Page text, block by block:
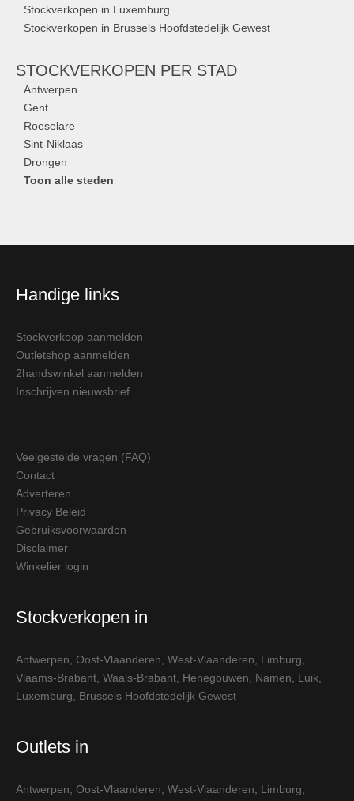
Stockverkopen in Luxemburg
Stockverkopen in Brussels Hoofdstedelijk Gewest
STOCKVERKOPEN PER STAD
Antwerpen
Gent
Roeselare
Sint-Niklaas
Drongen
Toon alle steden
Handige links
Stockverkoop aanmelden
Outletshop aanmelden
2handswinkel aanmelden
Inschrijven nieuwsbrief
Veelgestelde vragen (FAQ)
Contact
Adverteren
Privacy Beleid
Gebruiksvoorwaarden
Disclaimer
Winkelier login
Stockverkopen in
Antwerpen Oost-Vlaanderen West-Vlaanderen Limburg
Vlaams-Brabant Waals-Brabant Henegouwen Namen Luik
Luxemburg
Brussels Hoofdstedelijk Gewest
Outlets in
Antwerpen Oost-Vlaanderen West-Vlaanderen Limburg